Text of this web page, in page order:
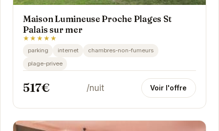
Maison Lumineuse Proche Plages St
Palais sur mer
★★★★★
parking internet
chambres-non-fumeurs
plage-privee
517€ /nuit Voir l'offre